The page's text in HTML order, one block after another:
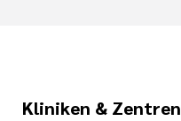
Kliniken & Zentren